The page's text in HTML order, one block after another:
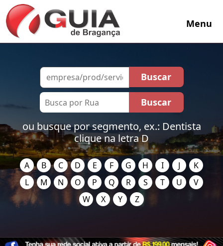
Menu
ou busque por segmento, ex.: Dentista
clique na letra D
A B C D E F G H I J
K
L
M N O P Q R S T U
V
W
X Y Z